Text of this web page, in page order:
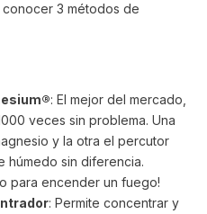
3 métodos de
®: El mejor del mercado,
veces sin problema. Una
y la otra el percutor
húmedo sin diferencia.
para encender un fuego!
: Permite concentrar y